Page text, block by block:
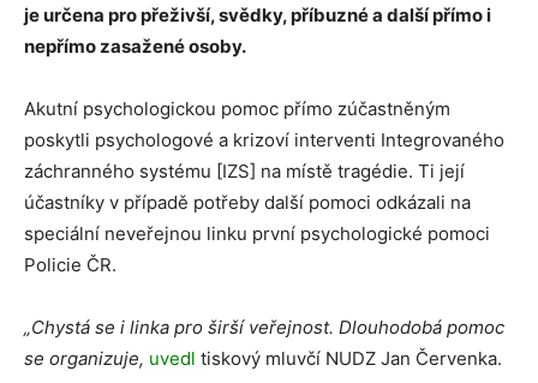
je určena pro přeživší, svědky, příbuzné a další přímo i
nepřímo zasažené osoby.
Akutní psychologickou pomoc přímo zúčastněným
poskytli psychologové a krizoví interventi Integrovaného
záchranného systému [IZS] na místě tragédie. Ti její
účastníky v případě potřeby další pomoci odkázali na
speciální neveřejnou linku první psychologické pomoci
Policie ČR.
„Chystá se i linka pro širší veřejnost. Dlouhodobá pomoc
se organizuje, uvedl tiskový mluvčí NUDZ Jan Červenka.